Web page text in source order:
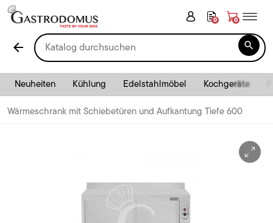
0 0
arrow_back 
Neuheiten Kühlung Edelstahlmöbel Kochgeräte
Wärmeschrank mit Schiebetüren und Aufkantung Tiefe 600